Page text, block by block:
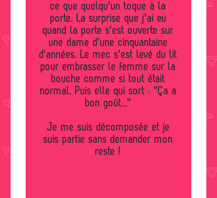
ce que quelqu'un toque à la
porte. La surprise que j'ai eu
quand la porte s'est ouverte sur
une dame d'une cinquantaine
d'années. Le mec s'est levé du lit
pour embrasser le femme sur la
bouche comme si tout était
normal. Puis elle qui sort : "Ça a
bon goût..."
Je me suis décomposée et je
suis partie sans demander mon
reste !